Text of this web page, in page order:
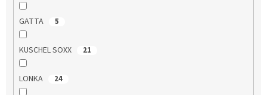
GATTA 5
KUSCHEL SOXX 21
LONKA 24